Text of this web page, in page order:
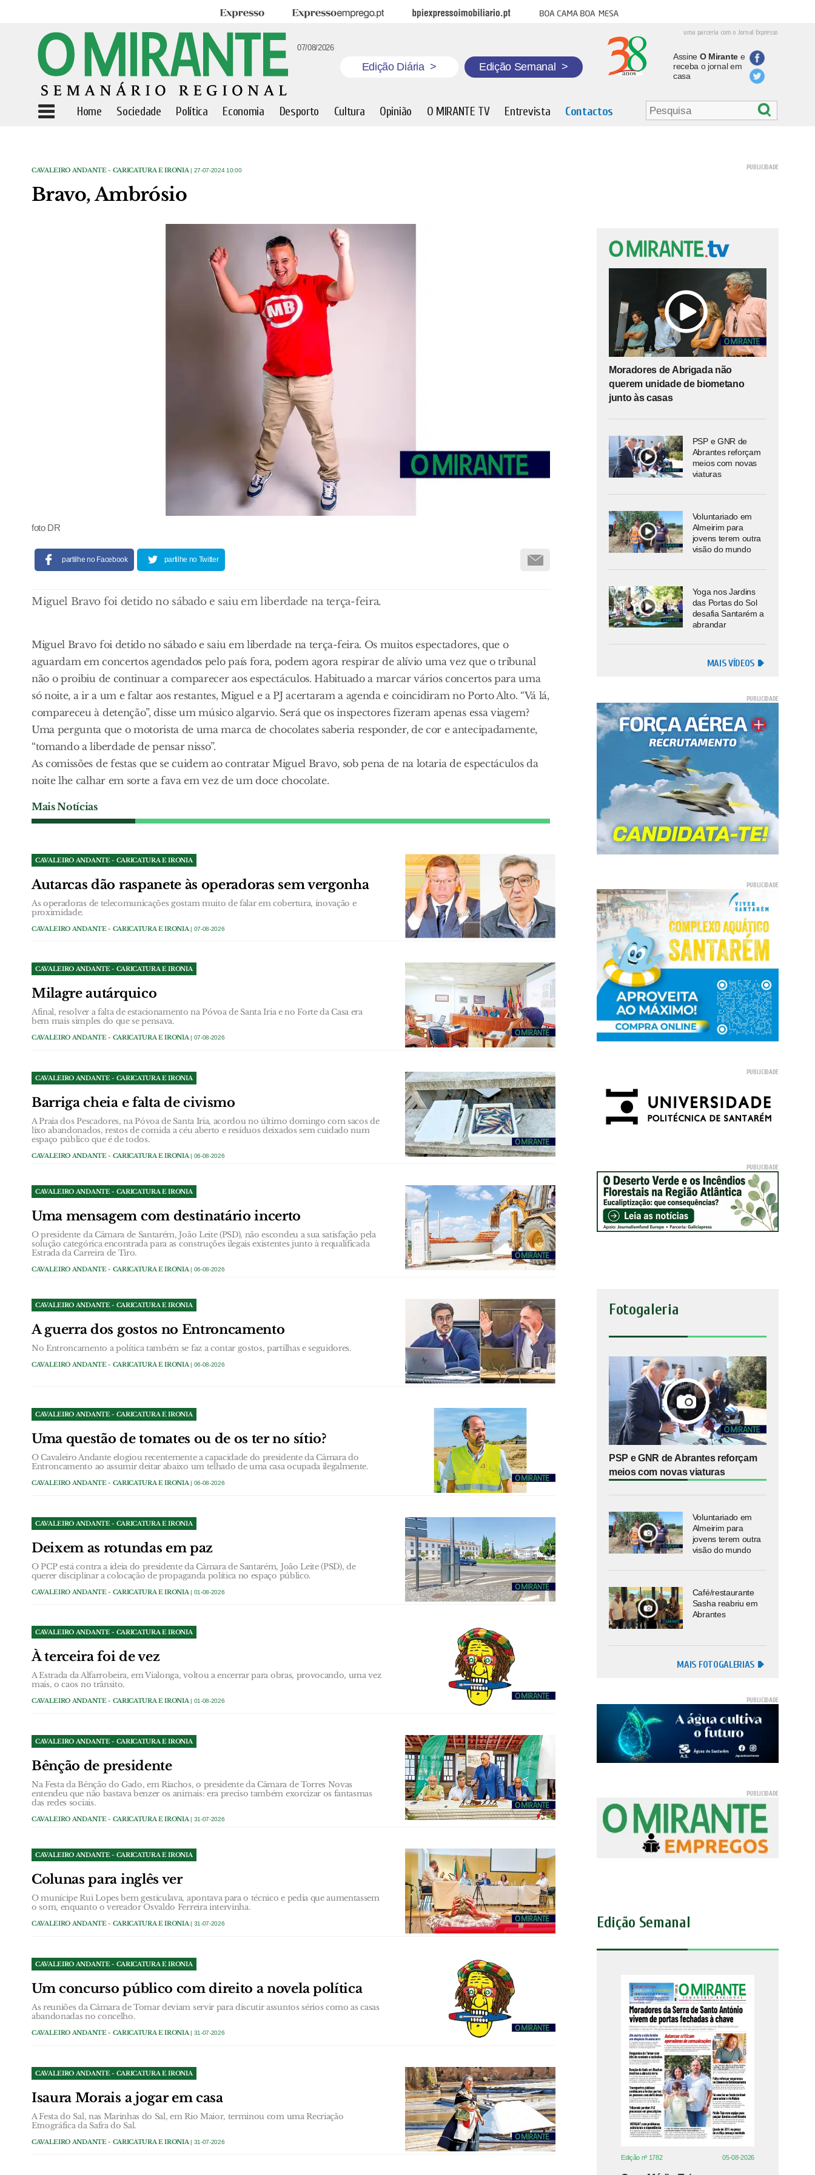
Expresso Expresso Emprego BPI Expresso Imobiliário Boa cama boa mesa
uma parceria com o Jornal Expresso
07/08/2026
Edição Diária > Edição Semanal >
Assine O Mirantee
receba o jornal em
casa
Home Sociedade Política Economia Desporto Cultura Opinião O MIRANTE TV Entrevista Contactos
CAVALEIRO ANDANTE - CARICATURA E IRONIA | 27-07-2024 10:00
Bravo, Ambrósio
foto DR
partilhe no Facebook partilhe no Twitter
Miguel Bravo foi detido no sábado e saiu em liberdade na terça-feira.
Miguel Bravo foi detido no sábado e saiu em liberdade na terça-feira. Os muitos espectadores, que o
aguardam em concertos agendados pelo país fora, podem agora respirar de alívio uma vez que o tribunal
não o proibiu de continuar a comparecer aos espectáculos. Habituado a marcar vários concertos para uma
só noite, a ir a um e faltar aos restantes, Miguel e a PJ acertaram a agenda e coincidiram no Porto Alto. “Vá lá,
compareceu à detenção”, disse um músico algarvio. Será que os inspectores fizeram apenas essa viagem?
Uma pergunta que o motorista de uma marca de chocolates saberia responder, de cor e antecipadamente,
“tomando a liberdade de pensar nisso”.
As comissões de festas que se cuidem ao contratar Miguel Bravo, sob pena de na lotaria de espectáculos da
noite lhe calhar em sorte a fava em vez de um doce chocolate.
Mais Notícias
CAVALEIRO ANDANTE - CARICATURA E IRONIA
Autarcas dão raspanete às operadoras sem vergonha
As operadoras de telecomunicações gostam muito de falar em cobertura, inovação e
proximidade.
CAVALEIRO ANDANTE - CARICATURA E IRONIA | 07-08-2026
CAVALEIRO ANDANTE - CARICATURA E IRONIA
Milagre autárquico
Afinal, resolver a falta de estacionamento na Póvoa de Santa Iria e no Forte da Casa era
bem mais simples do que se pensava.
CAVALEIRO ANDANTE - CARICATURA E IRONIA| 07-08-2026
CAVALEIRO ANDANTE - CARICATURA E IRONIA
Barriga cheia e falta de civismo
A Praia dos Pescadores, na Póvoa de Santa Iria, acordou no último domingo com sacos de
lixo abandonados, restos de comida a céu aberto e resíduos deixados sem cuidado num
espaço público que é de todos.
CAVALEIRO ANDANTE - CARICATURA E IRONIA | 06-08-2026
CAVALEIRO ANDANTE - CARICATURA E IRONIA
Uma mensagem com destinatário incerto
O presidente da Câmara de Santarém, João Leite (PSD), não escondeu a sua satisfação pela
solução categórica encontrada para as construções ilegais existentes junto à requalificada
Estrada da Carreira de Tiro.
CAVALEIRO ANDANTE - CARICATURA E IRONIA | 06-08-2026
CAVALEIRO ANDANTE - CARICATURA E IRONIA
A guerra dos gostos no Entroncamento
No Entroncamento a política também se faz a contar gostos, partilhas e seguidores.
CAVALEIRO ANDANTE - CARICATURA E IRONIA | 06-08-2026
CAVALEIRO ANDANTE - CARICATURA E IRONIA
Uma questão de tomates ou de os ter no sítio?
O Cavaleiro Andante elogiou recentemente a capacidade do presidente da Câmara do
Entroncamento ao assumir deitar abaixo um telhado de uma casa ocupada ilegalmente.
CAVALEIRO ANDANTE - CARICATURA E IRONIA | 06-08-2026
CAVALEIRO ANDANTE - CARICATURA E IRONIA
Deixem as rotundas em paz
O PCP está contra a ideia do presidente da Câmara de Santarém, João Leite (PSD), de
querer disciplinar a colocação de propaganda política no espaço público.
CAVALEIRO ANDANTE - CARICATURA E IRONIA | 01-08-2026
CAVALEIRO ANDANTE - CARICATURA E IRONIA
À terceira foi de vez
A Estrada da Alfarrobeira, em Vialonga, voltou a encerrar para obras, provocando, uma vez
mais, o caos no trânsito.
CAVALEIRO ANDANTE - CARICATURA E IRONIA| 01-08-2026
CAVALEIRO ANDANTE - CARICATURA E IRONIA
Bênção de presidente
Na Festa da Bênção do Gado, em Riachos, o presidente da Câmara de Torres Novas
entendeu que não bastava benzer os animais: era preciso também exorcizar os fantasmas
das redes sociais.
CAVALEIRO ANDANTE - CARICATURA E IRONIA | 31-07-2026
CAVALEIRO ANDANTE - CARICATURA E IRONIA
Colunas para inglês ver
O munícipe Rui Lopes bem gesticulava, apontava para o técnico e pedia que aumentassem
o som, enquanto o vereador Osvaldo Ferreira intervinha.
CAVALEIRO ANDANTE - CARICATURA E IRONIA | 31-07-2026
CAVALEIRO ANDANTE - CARICATURA E IRONIA
Um concurso público com direito a novela política
As reuniões da Câmara de Tomar deviam servir para discutir assuntos sérios como as casas
abandonadas no concelho.
CAVALEIRO ANDANTE - CARICATURA E IRONIA | 31-07-2026
CAVALEIRO ANDANTE - CARICATURA E IRONIA
Isaura Morais a jogar em casa
A Festa do Sal, nas Marinhas do Sal, em Rio Maior, terminou com uma Recriação
Etnográfica da Safra do Sal.
CAVALEIRO ANDANTE - CARICATURA E IRONIA | 31-07-2026
Moradores de Abrigada não
querem unidade de biometano
junto às casas
PSP e GNR de
Abrantes reforçam
meios com novas
viaturas
Voluntariado em
Almeirim para
jovens terem outra
visão do mundo
Yoga nos Jardins
das Portas do Sol
desafia Santarém a
abrandar
MAIS VÍDEOS
Fotogaleria
PSP e GNR de Abrantes reforçam
meios com novas viaturas
Voluntariado em
Almeirim para
jovens terem outra
visão do mundo
Café/restaurante
Sasha reabriu em
Abrantes
MAIS FOTOGALERIAS
Edição Semanal
Edição nº 1782 05-08-2026